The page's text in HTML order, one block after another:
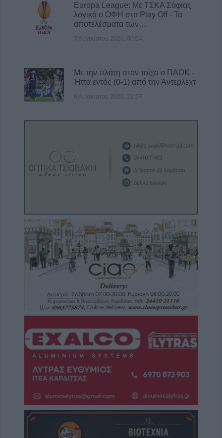
Europa League: Με ΤΣΚΑ Σόφιας
λογικά ο ΟΦΗ στα Play Off - Τα
αποτελέσματα των…
7 Αυγούστου 2026, 00:04
Με την πλάτη στον τοίχο ο ΠΑΟΚ -
Ήττα εντός (0-1) από την Άντερλεχτ
6 Αυγούστου 2026, 22:57